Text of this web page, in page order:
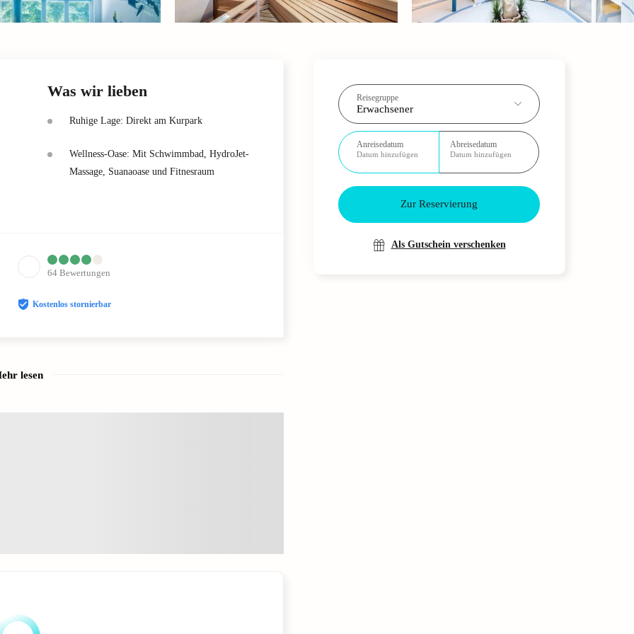
Reisegruppe
Erwachsener
Anreisedatum
Datum hinzufügen
Abreisedatum
Datum hinzufügen
Zur Reservierung
Als Gutschein verschenken
Was wir lieben
Ruhige Lage: Direkt am Kurpark
Wellness-Oase: Mit Schwimmbad, HydroJet-
Massage, Suanaoase und Fitnesraum
64 Bewertungen
Kostenlos stornierbar
lesen